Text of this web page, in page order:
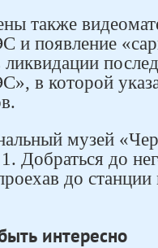
также
и появление
в которой
музей
Добраться до
до
интересно